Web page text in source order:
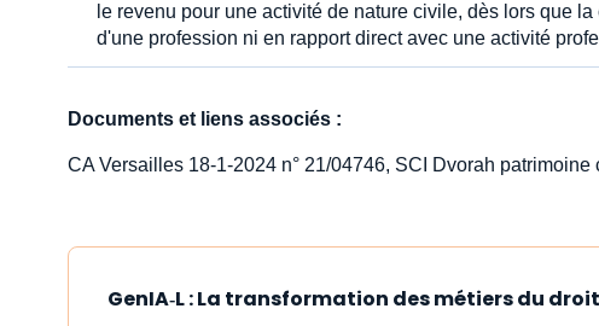
le revenu pour une activité de nature civile, dès lors que
d'une profession ni en rapport direct avec une activité
Documents et liens associés :
CA Versailles 18-1-2024 n° 21/04746, SCI Dvorah patrimoine
GenIA‑L : La transformation des métiers du